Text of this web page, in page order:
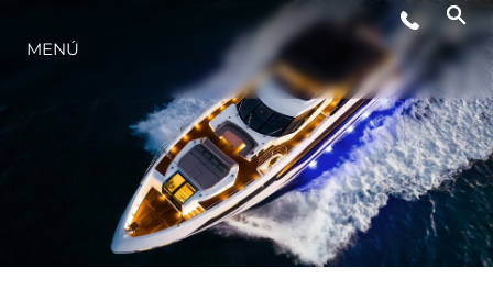
ESTILO DE VIDA
INNOVACIÓN
¿QUIÉNES SOMOS?
MENÚ